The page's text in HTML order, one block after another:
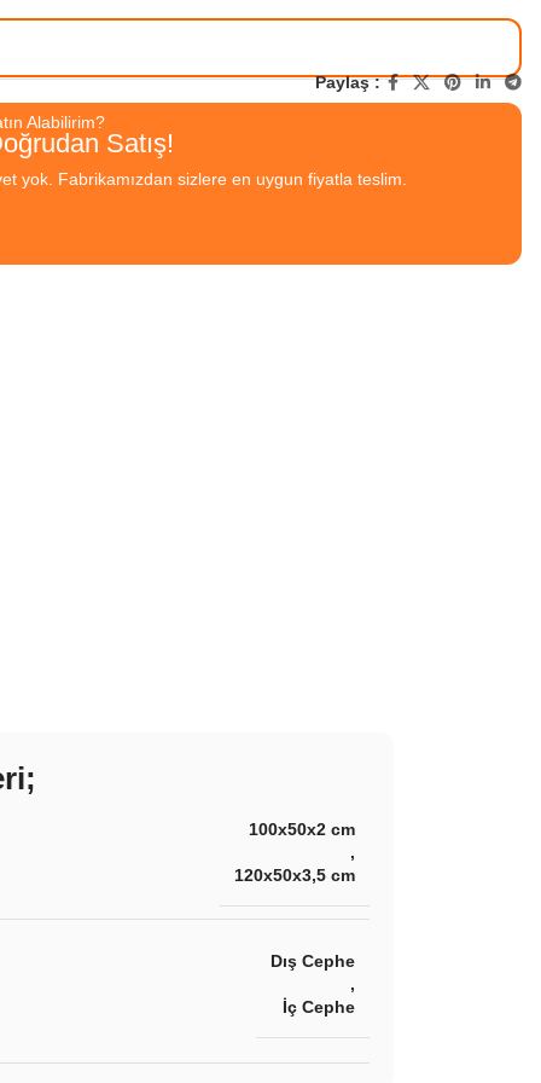
Paylaş :
Alabilirim?
Satış!
yok. Fabrikamızdan sizlere en uygun fiyatla teslim.
100x50x2 cm
,
120x50x3,5 cm
Dış Cephe
,
İç Cephe